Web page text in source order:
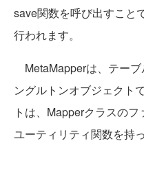
save関数を呼び出すこと
行われます。
MetaMapperは、テー
ングルトンオブジェクト
トは、Mapperクラスの
ユーティリティ関数を持